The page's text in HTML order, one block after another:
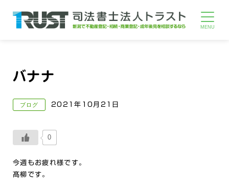
バナナ
ブログ 2021年10月21日
0
今週もお疲れ様です。
髙柳です。